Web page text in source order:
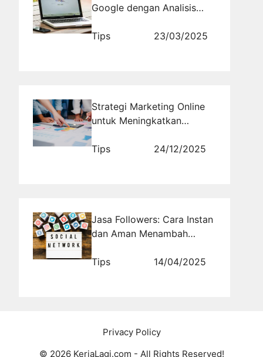
Google dengan Analisis
yang Digunakan Pesaing
Tips 23/03/2025
Strategi Marketing Online
untuk Meningkatkan
2026
Tips 24/12/2025
Jasa Followers: Cara Instan
dan Aman Menambah
Tips
14/04/2025
Privacy Policy
© 2026 KerjaLagi.com - All Rights Reserved!